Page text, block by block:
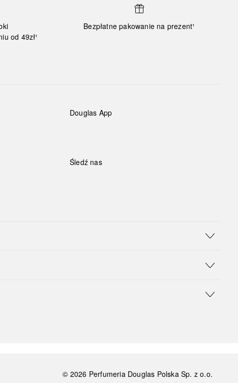
od 49zł¹
Bezpłatne pakowanie na prezent¹
Douglas App
Śledź nas
© 2026 Perfumeria Douglas Polska Sp. z o.o.